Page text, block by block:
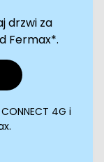
drzwi za
Fermax*.
4G i